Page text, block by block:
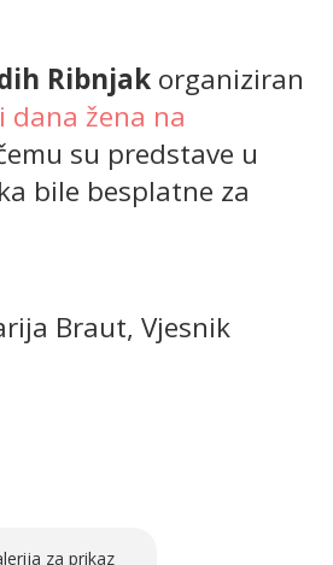
Ribnjak organiziran
dana žena na
su predstave u
bile besplatne za
Braut, Vjesnik
za prikaz